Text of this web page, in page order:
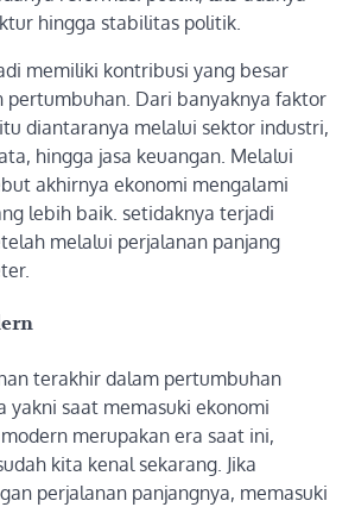
hingga stabilitas politik.
memiliki kontribusi yang besar
pertumbuhan. Dari banyaknya faktor
diantaranya melalui sektor industri,
hingga jasa keuangan. Melalui
akhirnya ekonomi mengalami
lebih baik. setidaknya terjadi
melalui perjalanan panjang
terakhir dalam pertumbuhan
yakni saat memasuki ekonomi
merupakan era saat ini,
kita kenal sekarang. Jika
perjalanan panjangnya, memasuki